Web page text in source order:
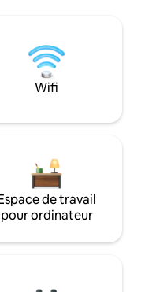
Wifi
de travail
pour ordinateur